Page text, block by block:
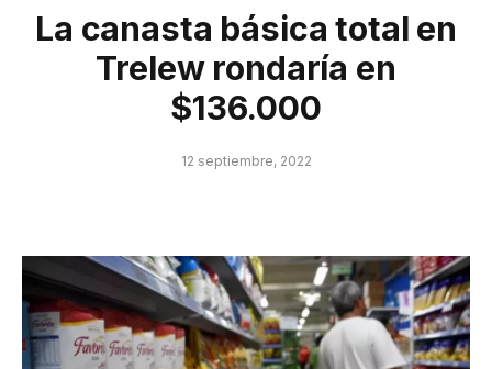
La canasta básica total en
Trelew rondaría en
$136.000
12 septiembre, 2022